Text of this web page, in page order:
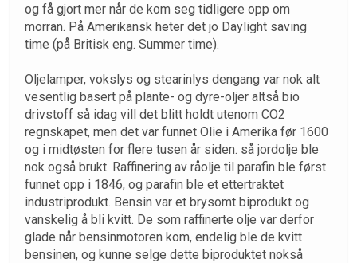
og få gjort mer når de kom seg tidligere opp om
morran. På Amerikansk heter det jo Daylight saving
time (på Britisk eng. Summer time).
Oljelamper, vokslys og stearinlys dengang var nok alt
vesentlig basert på plante- og dyre-oljer altså bio
drivstoff så idag vill det blitt holdt utenom CO2
regnskapet, men det var funnet Olie i Amerika før 1600
og i midtøsten for flere tusen år siden. så jordolje ble
nok også brukt. Raffinering av råolje til parafin ble først
funnet opp i 1846, og parafin ble et ettertraktet
industriprodukt. Bensin var et brysomt biprodukt og
vanskelig å bli kvitt. De som raffinerte olje var derfor
glade når bensinmotoren kom, endelig ble de kvitt
bensinen, og kunne selge dette biproduktet nokså